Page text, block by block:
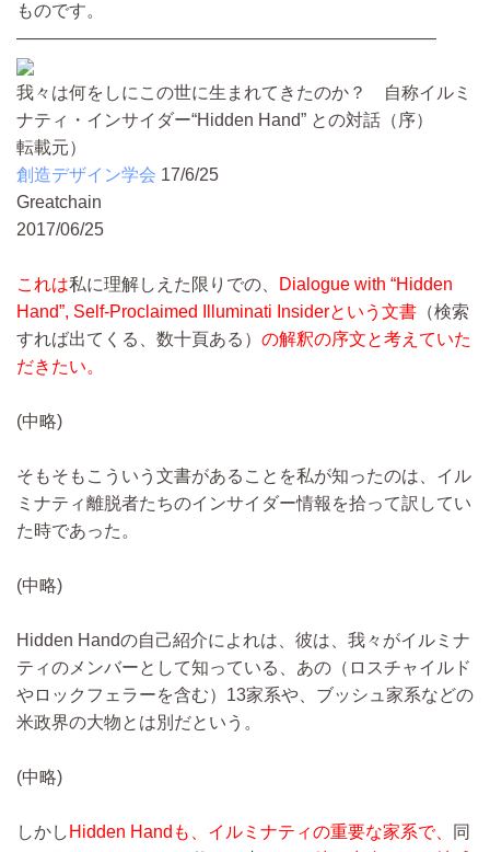
ものです。
————————————————————————
我々は何をしにこの世に生まれてきたのか？ 自称イルミ
ナティ・インサイダー“Hidden Hand” との対話（序）
転載元）
創造デザイン学会 17/6/25
Greatchain
2017/06/25
これは私に理解しえた限りでの、
Dialogue with “Hidden
Hand”, Self-Proclaimed Illuminati Insiderという文書 （検索
すれば出てくる、数十頁ある） の解釈の序文と考えていた
だきたい。
(中略)
そもそもこういう文書があることを私が知ったのは、イル
ミナティ離脱者たちのインサイダー情報を拾って訳してい
た時であった。
(中略)
Hidden Handの自己紹介によれは、彼は、我々がイルミナ
ティのメンバーとして知っている、あの（ロスチャイルド
やロックフェラーを含む）13家系や、ブッシュ家系などの
米政界の大物とは別だという。
(中略)
しかし Hidden Handも、イルミナティの重要な家系で、
同